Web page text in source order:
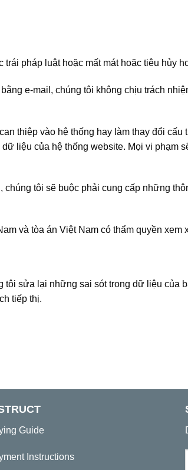
pháp luật hoặc mất mát hoặc tiêu hủy
e-mail, chúng tôi không chịu trách
thiệp vào hệ thống hay làm thay đổi cấu
liệu của hệ thống website. Mọi vi phạm
tôi sẽ buộc phải cung cấp những
và tòa án Việt Nam có thẩm quyền xem
sửa lại những sai sót trong dữ liệu của
tiếp thị.
Guide
Instructions